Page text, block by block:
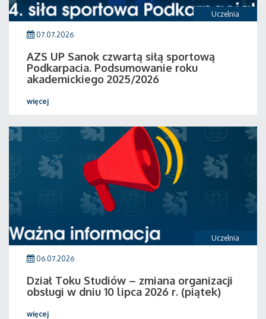
Uczelnia
07.07.2026
AZS UP Sanok czwartą siłą sportową
Podkarpacia. Podsumowanie roku
akademickiego 2025/2026
więcej
Uczelnia
06.07.2026
Dział Toku Studiów – zmiana organizacji
obsługi w dniu 10 lipca 2026 r. (piątek)
więcej